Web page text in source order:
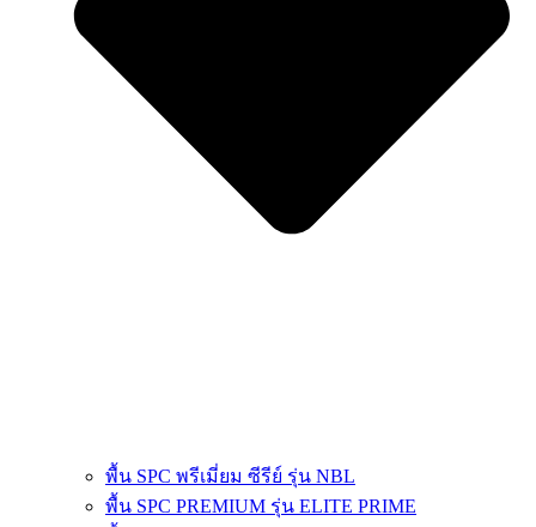
พื้น SPC พรีเมี่ยม ซีรีย์ รุ่น NBL
พื้น SPC PREMIUM รุ่น ELITE PRIME